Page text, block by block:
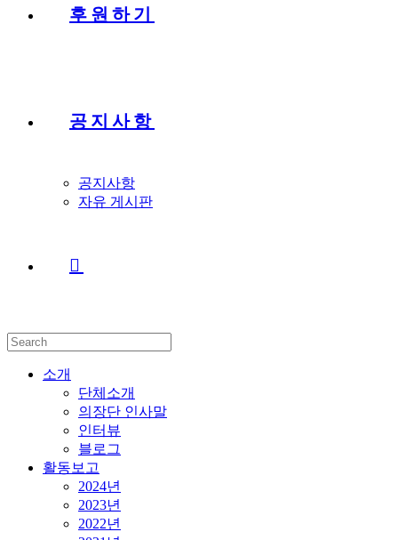
후원하기
공지사항
공지사항
자유 게시판
Search
this
website소개
단체소개
의장단 인사말
인터뷰
블로그
활동보고
2024년
2023년
2022년